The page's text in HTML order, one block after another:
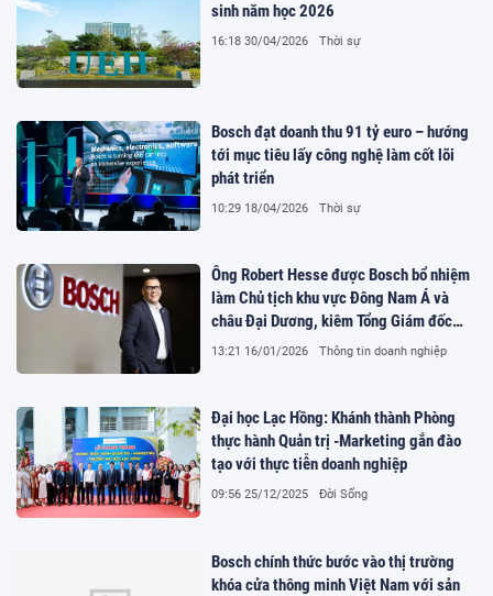
sinh năm học 2026
16:18 30/04/2026 Thời sự
Bosch đạt doanh thu 91 tỷ euro – hướng
tới mục tiêu lấy công nghệ làm cốt lõi
phát triển
10:29 18/04/2026 Thời sự
Ông Robert Hesse được Bosch bổ nhiệm
làm Chủ tịch khu vực Đông Nam Á và
châu Đại Dương, kiêm Tổng Giám đốc
Bosch Singapore
13:21 16/01/2026 Thông tin doanh nghiệp
Đại học Lạc Hồng: Khánh thành Phòng
thực hành Quản trị -Marketing gắn đào
tạo với thực tiễn doanh nghiệp
09:56 25/12/2025 Đời Sống
Bosch chính thức bước vào thị trường
khóa cửa thông minh Việt Nam với sản